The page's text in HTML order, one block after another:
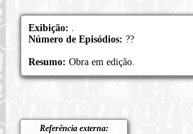
Exibição:
Número de Episódios: ??
Resumo: Obra em edição.
Referência externa: